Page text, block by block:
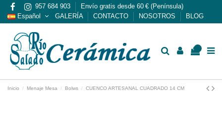
957 684 903
Envío gratis desde 60 € (Península)
Español
GALERÍA CONTACTO NOSOTROS BLOG
Inicio Menaje Mesa Bolws CUENCO ARTESANAL CUADRADO 14 CM